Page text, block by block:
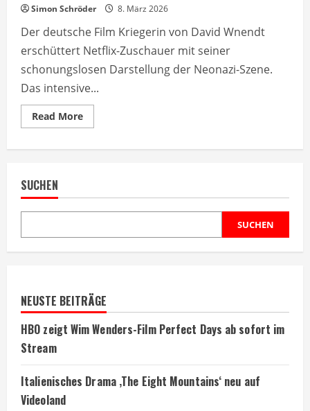
Simon Schröder 8. März 2026
Der deutsche Film Kriegerin von David Wnendt
erschüttert Netflix-Zuschauer mit seiner
schonungslosen Darstellung der Neonazi-Szene.
Das intensive...
Read MoreRead
more
Nutzer
SUCHEN
SUCHEN
NEUSTE BEITRÄGE
HBO zeigt Wim Wenders-Film Perfect Days ab sofort im
Stream
Italienisches Drama ‚The Eight Mountains‘ neu auf
Videoland